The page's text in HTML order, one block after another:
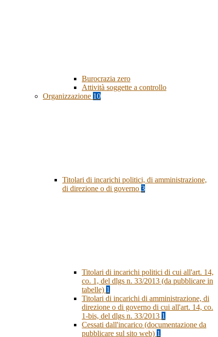
Burocrazia zero
Attività soggette a controllo
Organizzazione 10
Titolari di incarichi politici, di amministrazione,
di direzione o di governo 3
Titolari di incarichi politici di cui all'art. 14,
co. 1, del dlgs n. 33/2013 (da pubblicare in
tabelle) 1
Titolari di incarichi di amministrazione, di
direzione o di governo di cui all'art. 14, co.
1-bis, del dlgs n. 33/2013 1
Cessati dall'incarico (documentazione da
pubblicare sul sito web) 1